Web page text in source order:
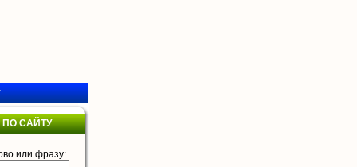
САЙТУ
или фразу: